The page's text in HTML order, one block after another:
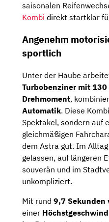
saisonalen
Kombi direkt startklar
Angenehm
sportlich
Unter der Haube
Turbobenziner mit
Drehmoment,
Automatik. Diese
Spektakel, sondern auf
gleichmäßigen
dem Astra gut. Im
gelassen, auf längeren
souverän und im
unkompliziert.
Mit rund 9,7 Sekunden
einer